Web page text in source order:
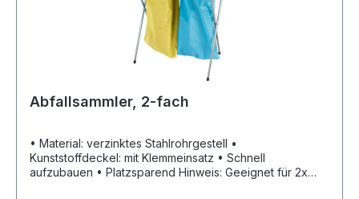
Abfallsammler, 2-fach
• Material: verzinktes Stahlrohrgestell •
Kunststoffdeckel: mit Klemmeinsatz • Schnell
aufzubauen • Platzsparend Hinweis: Geeignet für 2x